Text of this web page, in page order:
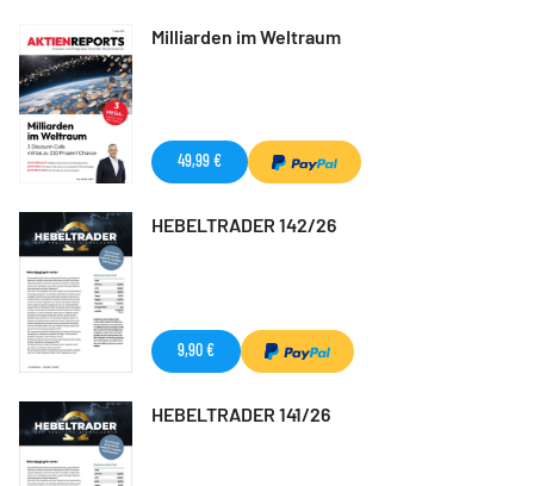
Milliarden im Weltraum
49,99 €
HEBELTRADER 142/26
9,90 €
HEBELTRADER 141/26